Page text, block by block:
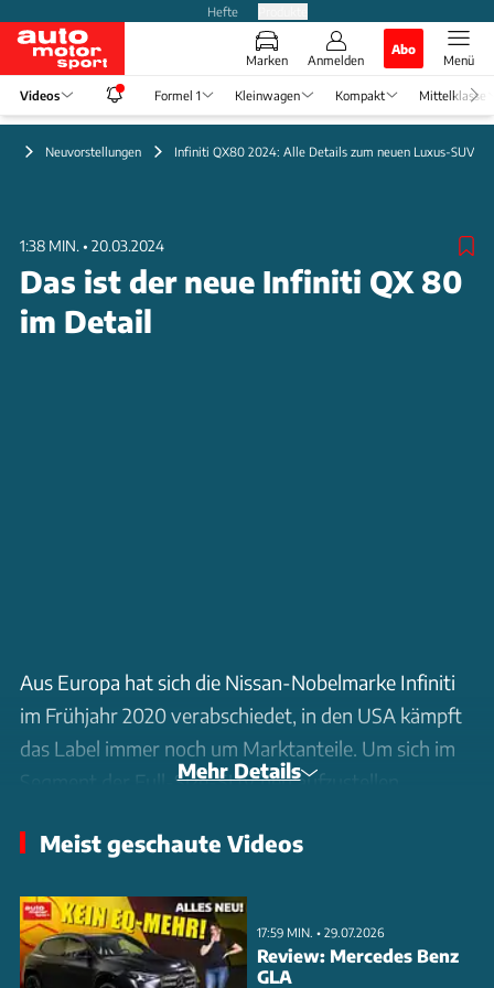
Hefte
Marken Anmelden
Abo
Menü
Videos Formel 1 Kleinwagen Kompakt Mittelklasse
Neuvorstellungen Infiniti QX80 2024: Alle Details zum neuen Luxus-SUV
1:38 MIN. • 20.03.2024
Das ist der neue Infiniti QX 80
im Detail
Aus Europa hat sich die Nissan-Nobelmarke Infiniti
im Frühjahr 2020 verabschiedet, in den USA kämpft
das Label immer noch um Marktanteile. Um sich im
Segment der Full-Size-SUV neu aufzustellen,
wieder neu. Das 2023 in Pebble Beach vorgestellte
geht. Zudem gab die Studie einen sehr konkreten
Ausblick auf den neuen QX80.
Mehr Details
Meist geschaute Videos
17:59 MIN. • 29.07.2026
Review: Mercedes Benz
GLA